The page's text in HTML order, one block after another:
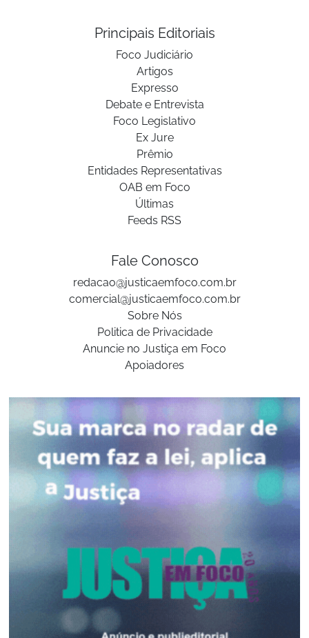
Principais Editoriais
Foco Judiciário
Artigos
Expresso
Debate e Entrevista
Foco Legislativo
Ex Jure
Prêmio
Entidades Representativas
OAB em Foco
Últimas
Feeds RSS
Fale Conosco
redacao@justicaemfoco.com.br
comercial@justicaemfoco.com.br
Sobre Nós
Politica de Privacidade
Anuncie no Justiça em Foco
Apoiadores